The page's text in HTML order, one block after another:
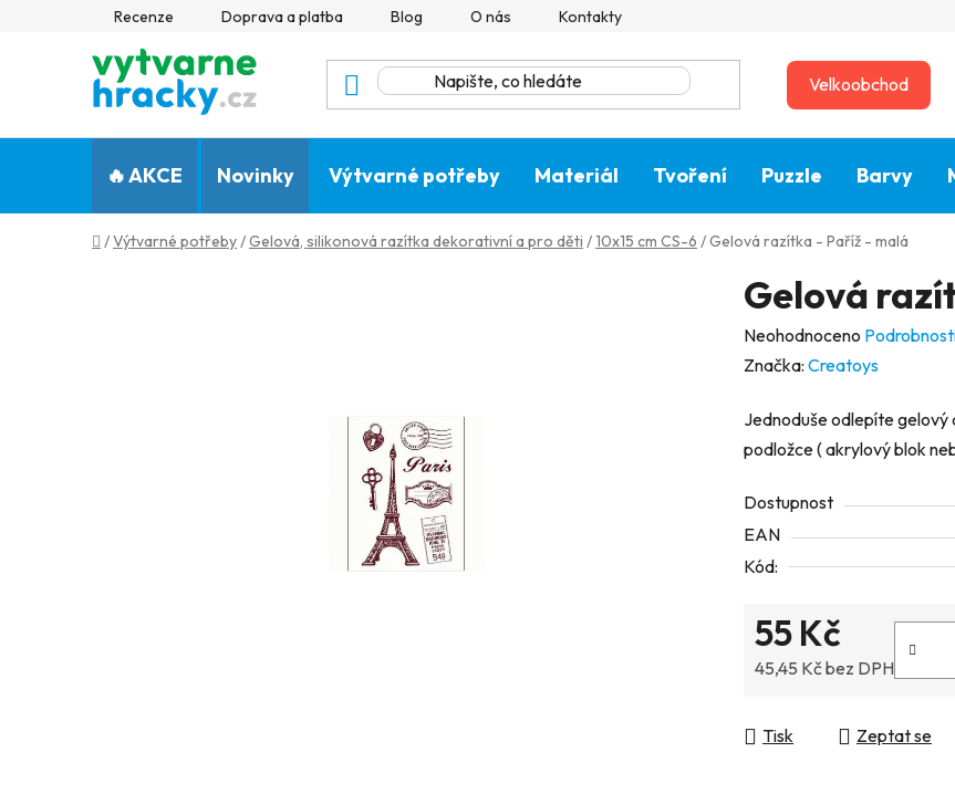
Recenze Doprava a platba Blog O nás Kontakty
Velkoobchod
🔥 AKCE Novinky Výtvarné potřeby Materiál Tvoření Puzzle Barvy
Domů
/Výtvarné potřeby/Gelová, silikonová razítka dekorativní a pro děti /10x15 cm CS-6 /Gelová razítka - Paříž - malá
Gelová
Průměrné
hodnocení
je
0,0
5
hvězdiček.
Neohodnoceno
Značka: Creatoys
Jednoduše odlepíte
podložce ( akrylový blok
Dostupnost
EAN
Kód:
55 Kč
45,45 Kč bez DPH
Tisk Zeptat se